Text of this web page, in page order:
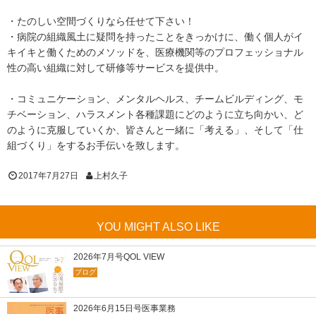
・たのしい空間づくりなら任せて下さい！
・病院の組織風土に疑問を持ったことをきっかけに、働く個人がイ
キイキと働くためのメソッドを、医療機関等のプロフェッショナル
性の高い組織に対して研修等サービスを提供中。
・コミュニケーション、メンタルヘルス、チームビルディング、モ
チベーション、ハラスメント各種課題にどのように立ち向かい、ど
のように克服していくか、皆さんと一緒に「考える」、そして「仕
組づくり」をするお手伝いを致します。
2017年7月27日 上村久子
YOU MIGHT ALSO LIKE
2026年7月号QOL VIEW
ブログ
2026年6月15日号医事業務